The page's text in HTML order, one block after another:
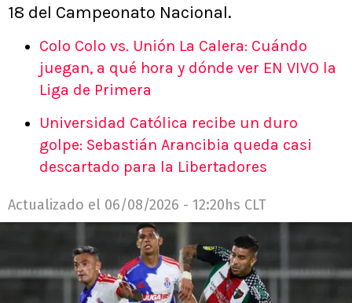
18 del Campeonato Nacional.
Colo Colo vs. Unión La Calera: Cuándo
juegan, a qué hora y dónde ver EN VIVO la
Liga de Primera
Universidad Católica recibe un duro
golpe: Sebastián Arancibia queda casi
descartado para la Libertadores
Actualizado el 06/08/2026 - 12:20hs CLT